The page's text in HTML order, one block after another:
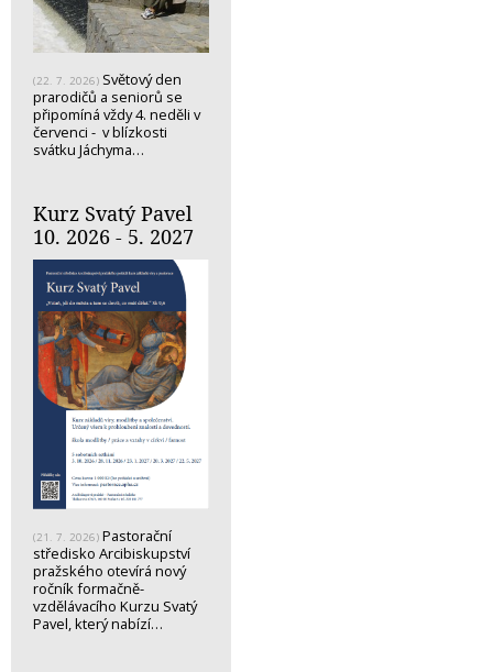
(22. 7. 2026) Světový den
prarodičů a seniorů se
připomíná vždy 4. neděli v
červenci - v blízkosti
svátku Jáchyma…
Kurz Svatý Pavel
10. 2026 - 5. 2027
(21. 7. 2026) Pastorační
středisko Arcibiskupství
pražského otevírá nový
ročník formačně-
vzdělávacího Kurzu Svatý
Pavel, který nabízí…